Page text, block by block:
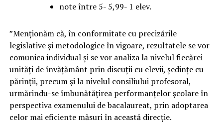
note între 5- 5,99- 1 elev.
”Menționăm că, în conformitate cu precizările
legislative și metodologice în vigoare, rezultatele se vor
comunica individual și se vor analiza la nivelul fiecărei
unități de învățământ prin discuții cu elevii, ședințe cu
părinții, precum și la nivelul consiliului profesoral,
urmărindu-se îmbunătățirea performanțelor școlare în
perspectiva examenului de bacalaureat, prin adoptarea
celor mai eficiente măsuri în această direcție.